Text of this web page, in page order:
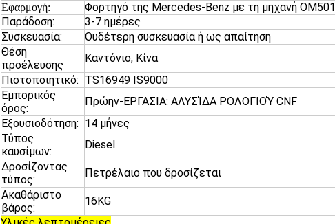
Εφαρμογή:
Φορτηγό της Mercedes-Benz με τη μηχανή OM501
Παράδοση:
3-7 ημέρες
Συσκευασία:
Ουδέτερη συσκευασία ή ως απαίτηση
Θέση
προέλευσης
Καντόνιο, Κίνα
Πιστοποιητικό: TS16949 IS9000
Εμπορικός
όρος:
Πρώην-ΕΡΓΑΣΙΑ: ΑΛΥΣΊΔΑ ΡΟΛΟΓΙΟΎ CNF
Εξουσιοδότηση: 14 μήνες
Τύπος
καυσίμων:
Diesel
Δροσίζοντας
τύπος:
Πετρέλαιο που δροσίζεται
Ακαθάριστο
βάρος:
16KG